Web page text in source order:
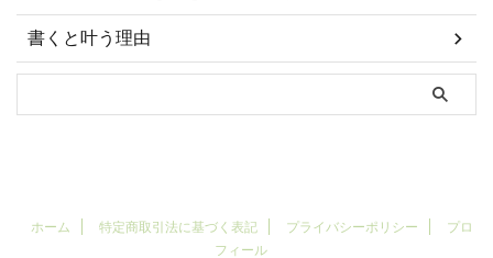
書くと叶う理由
ホーム 特定商取引法に基づく表記 プライバシーポリシー
プロ
フィール